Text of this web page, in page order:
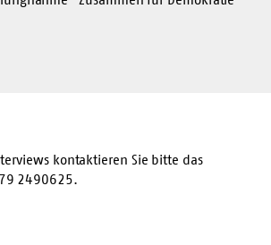
kontaktieren Sie bitte das
2490625.